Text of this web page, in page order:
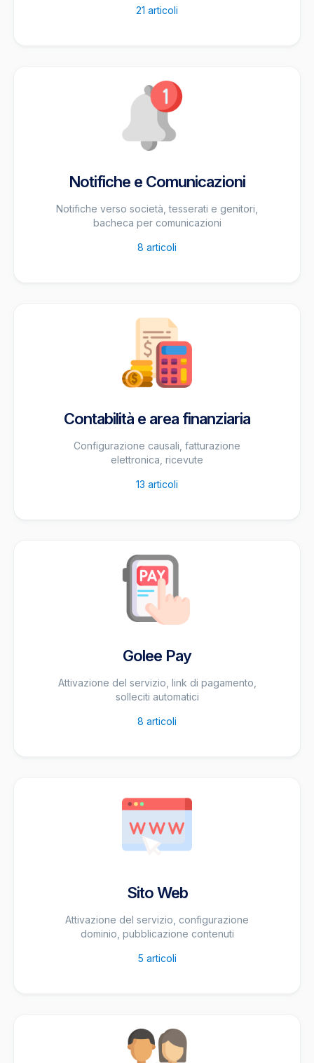
21 articoli
Notifiche e Comunicazioni
Notifiche verso società, tesserati e genitori,
bacheca per comunicazioni
8 articoli
Contabilità e area finanziaria
Configurazione causali, fatturazione
elettronica, ricevute
13 articoli
Golee Pay
Attivazione del servizio, link di pagamento,
solleciti automatici
8 articoli
Sito Web
Attivazione del servizio, configurazione
dominio, pubblicazione contenuti
5 articoli